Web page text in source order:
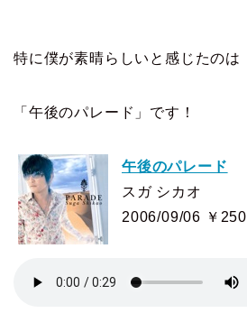
特に僕が素晴らしいと感じたのは
「午後のパレード」です！
午後のパレード
スガ シカオ
2006/09/06 ￥250